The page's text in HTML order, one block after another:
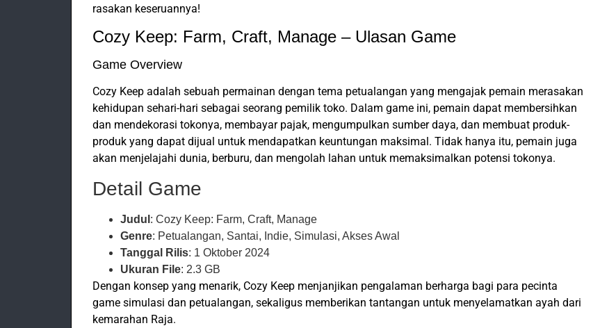
rasakan keseruannya!
Cozy Keep: Farm, Craft, Manage – Ulasan Game
Game Overview
Cozy Keep adalah sebuah permainan dengan tema petualangan yang mengajak pemain merasakan
kehidupan sehari-hari sebagai seorang pemilik toko. Dalam game ini, pemain dapat membersihkan
dan mendekorasi tokonya, membayar pajak, mengumpulkan sumber daya, dan membuat produk-
produk yang dapat dijual untuk mendapatkan keuntungan maksimal. Tidak hanya itu, pemain juga
akan menjelajahi dunia, berburu, dan mengolah lahan untuk memaksimalkan potensi tokonya.
Detail Game
Judul : Cozy Keep: Farm, Craft, Manage
Genre: Petualangan, Santai, Indie, Simulasi, Akses Awal
Tanggal Rilis: 1 Oktober 2024
Ukuran File: 2.3 GB
Dengan konsep yang menarik, Cozy Keep menjanjikan pengalaman berharga bagi para pecinta
game simulasi dan petualangan, sekaligus memberikan tantangan untuk menyelamatkan ayah dari
kemarahan Raja.